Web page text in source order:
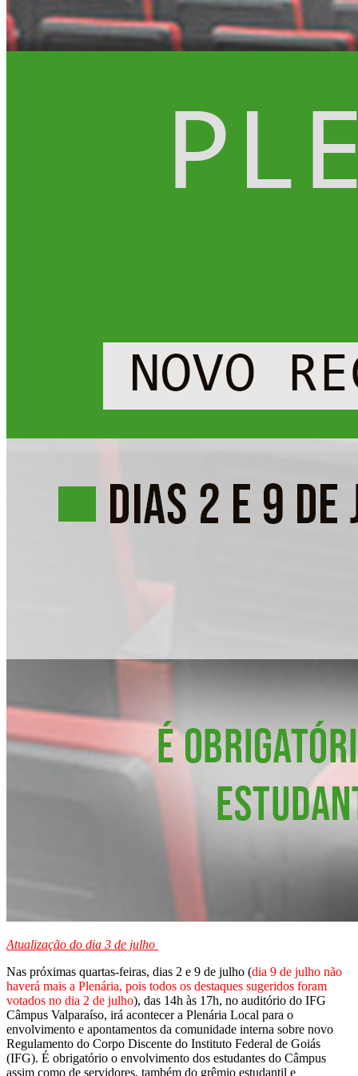
Atualização do dia 3 de julho
Nas próximas quartas-feiras, dias 2 e 9 de julho (dia 9 de julho não
haverá mais a Plenária, pois todos os destaques sugeridos foram
votados no dia 2 de julho), das 14h às 17h, no auditório do IFG
Câmpus Valparaíso, irá acontecer a Plenária Local para o
envolvimento e apontamentos da comunidade interna sobre novo
Regulamento do Corpo Discente do Instituto Federal de Goiás
(IFG). É obrigatório o envolvimento dos estudantes do Câmpus
assim como de servidores, também do grêmio estudantil e